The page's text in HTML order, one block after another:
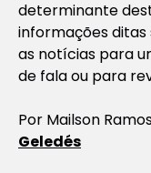
determinante
informações ditas
as notícias para
de fala ou para
Por Mailson
Geledés